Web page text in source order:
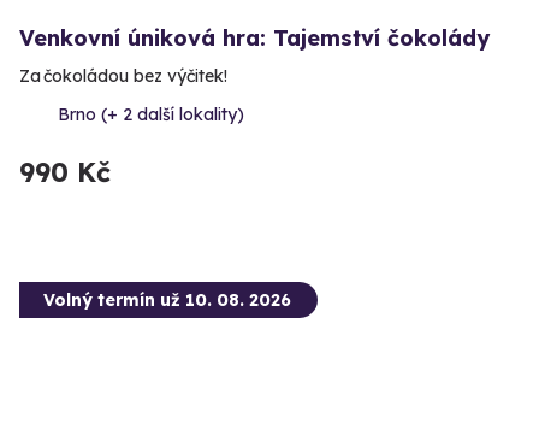
Venkovní úniková hra: Tajemství čokolády
Za čokoládou bez výčitek!
Brno (+ 2 další lokality)
990 Kč
Volný termín už 10. 08. 2026